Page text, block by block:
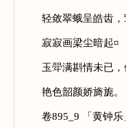
轻敛翠蛾呈皓齿，
寂寂画梁尘暗起¤
玉斝满斟情未已，
艳色韶颜娇旖旎。
卷895_9 「黄钟乐